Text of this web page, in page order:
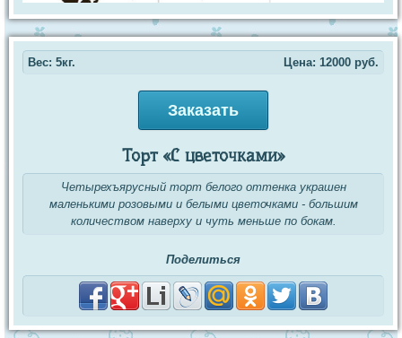
Вес: 5кг. Цена: 12000 руб.
Заказать
Торт «С цветочками»
Четырехъярусный торт белого оттенка украшен
маленькими розовыми и белыми цветочками - большим
количеством наверху и чуть меньше по бокам.
Поделиться